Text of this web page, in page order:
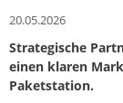
20.05.2026
Strategische
einen klaren
Paketstation.